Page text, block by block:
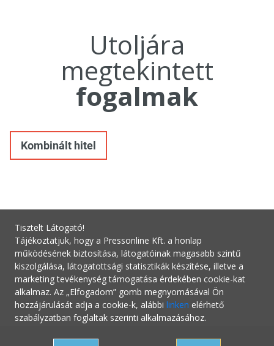
Utoljára
megtekintett
fogalmak
Kombinált hitel
Tisztelt Látogató!
Tájékoztatjuk, hogy a Pressonline Kft. a honlap
működésének biztosítása, látogatóinak magasabb szintű
kiszolgálása, látogatottsági statisztikák készítése, illetve a
marketing tevékenység támogatása érdekében cookie-kat
alkalmaz. Az „Elfogadom” gomb megnyomásával Ön
hozzájárulását adja a cookie-k, alábbi linken elérhető
szabályzatban foglaltak szerinti alkalmazásához.